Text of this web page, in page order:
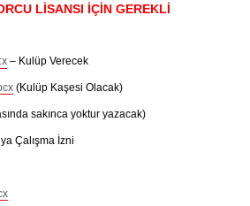
LİSANSI İÇİN GEREKLİ
– Kulüp Verecek
(Kulüp Kaşesi Olacak)
sakınca yoktur yazacak)
Çalışma İzni